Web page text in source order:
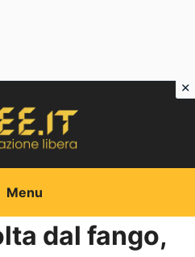
Menu
dal fango,